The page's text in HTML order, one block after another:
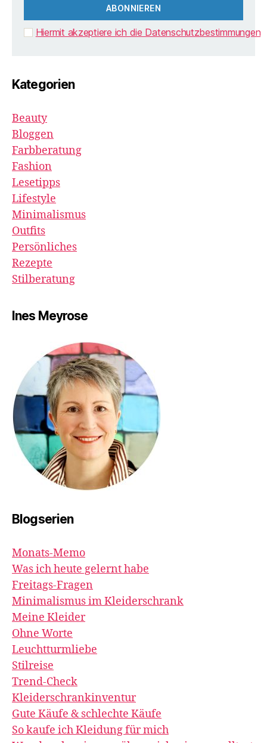
Hiermit akzeptiere ich die Datenschutzbestimmungen
Kategorien
Beauty
Bloggen
Farbberatung
Fashion
Lesetipps
Lifestyle
Minimalismus
Outfits
Persönliches
Rezepte
Stilberatung
Ines Meyrose
Blogserien
Monats-Memo
Was ich heute gelernt habe
Freitags-Fragen
Minimalismus im Kleiderschrank
Meine Kleider
Ohne Worte
Leuchtturmliebe
Stilreise
Trend-Check
Kleiderschrankinventur
Gute Käufe & schlechte Käufe
So kaufe ich Kleidung für mich